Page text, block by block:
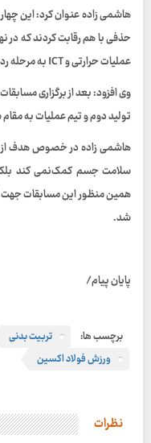
هاشمی زاده عنوان کرد: این
حذفی با هم رقابت کردند که در
عملیات حرارتی و ICT به مرحله رده بندی راه پیدا کردند.
وی افزود: بعد از برگزاری
تولید دوم و تیم عملیات به
هاشمی زاده در خصوص هدف از
سلامت جسم کمک‌نمی کند
همین منظور این مسابقات جهت
شد.
پایان پیام/
برچسب ها: تربیت بدنی
ورزش فولاد اکسین
نظرات